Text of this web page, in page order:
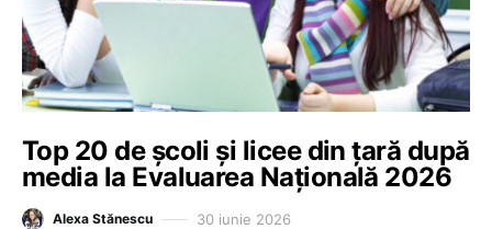
Top 20 de școli și licee din țară după
media la Evaluarea Națională 2026
Alexa Stănescu 30 iunie 2026